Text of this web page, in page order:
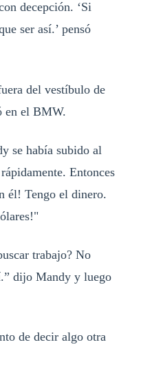
decepción. ‘Si
ser así.’ pensó
del vestíbulo de
en el BMW.
se había subido al
Entonces
él! Tengo el dinero.
trabajo? No
dijo Mandy y luego
de decir algo otra